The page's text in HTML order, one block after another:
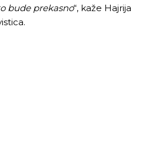
bude prekasno“, kaže Hajrija